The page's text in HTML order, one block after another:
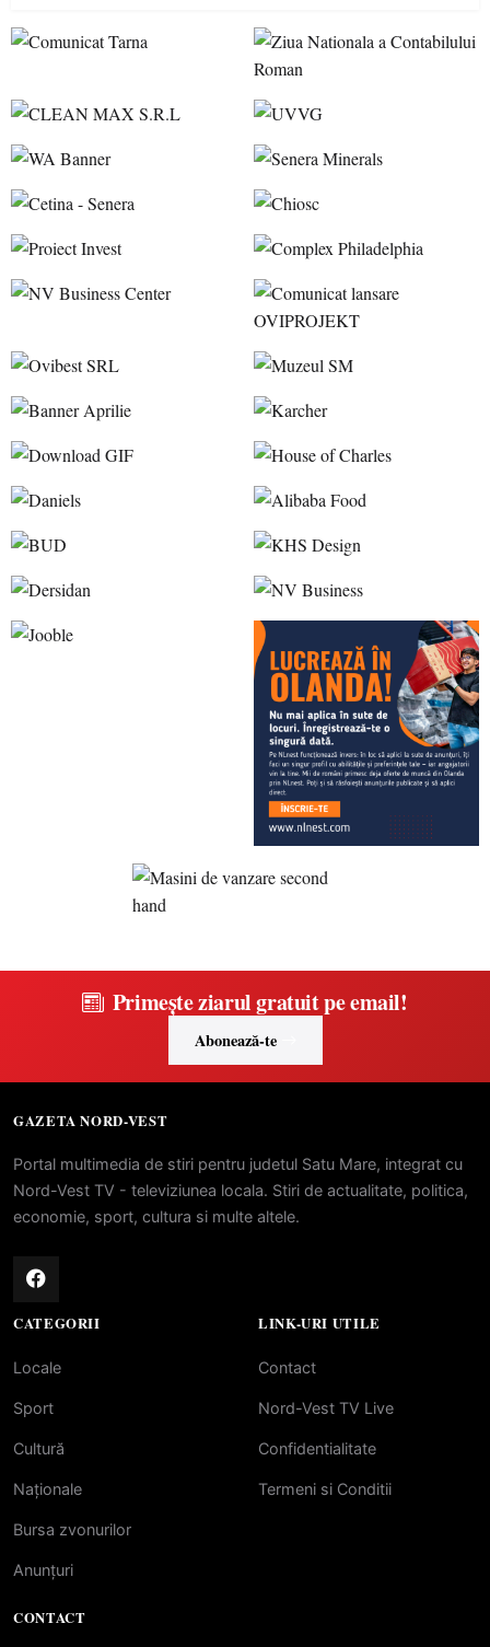
Primește ziarul gratuit pe email!
Abonează-te
GAZETA NORD-VEST
Portal multimedia de stiri pentru judetul Satu Mare, integrat cu
Nord-Vest TV - televiziunea locala. Stiri de actualitate, politica,
economie, sport, cultura si multe altele.
CATEGORII
Locale
Sport
Cultură
Naționale
Bursa zvonurilor
Anunțuri
LINK-URI UTILE
Contact
Nord-Vest TV Live
Confidentialitate
Termeni si Conditii
CONTACT